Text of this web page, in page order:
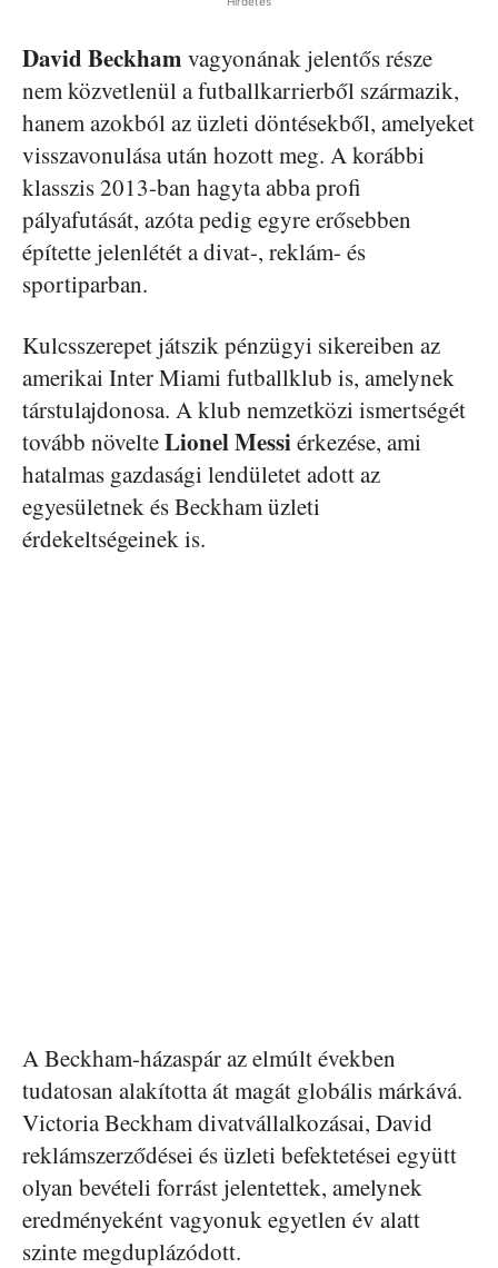
David Beckham vagyonának jelentős része
nem közvetlenül a futballkarrierből származik,
hanem azokból az üzleti döntésekből, amelyeket
visszavonulása után hozott meg. A korábbi
klasszis 2013-ban hagyta abba profi
pályafutását, azóta pedig egyre erősebben
építette jelenlétét a divat-, reklám- és
sportiparban.
Kulcsszerepet játszik pénzügyi sikereiben az
amerikai Inter Miami futballklub is, amelynek
társtulajdonosa. A klub nemzetközi ismertségét
tovább növelteLionel Messiérkezése, ami
hatalmas gazdasági lendületet adott az
egyesületnek és Beckham üzleti
érdekeltségeinek is.
A Beckham-házaspár az elmúlt években
tudatosan alakította át magát globális márkává.
Victoria Beckham divatvállalkozásai, David
reklámszerződései és üzleti befektetései együtt
olyan bevételi forrást jelentettek, amelynek
eredményeként vagyonuk egyetlen év alatt
szinte megduplázódott.